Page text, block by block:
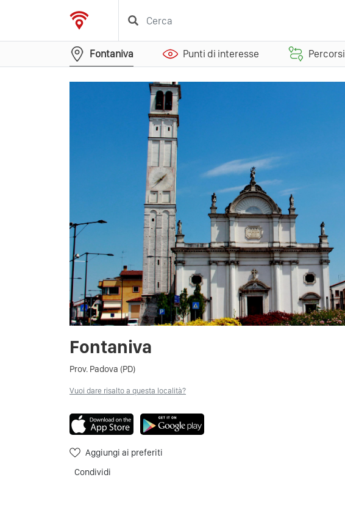
Fontaniva Punti di interesse Percorsi
Fontaniva
Prov. Padova (PD)
Vuoi dare risalto a questa località?
Aggiungi ai preferiti
Condividi